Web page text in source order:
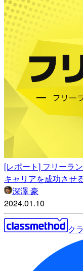
[レポート] フリーラ
キャリアを成功させ
深澤 豪
2024.01.10
ク